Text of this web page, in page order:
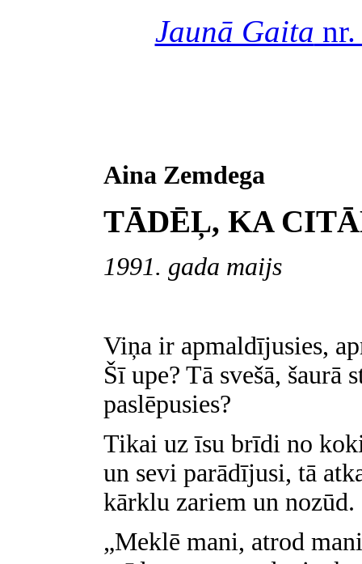
Jaunā Gaita
Aina Zemdega
TĀDĒĻ, KA
1991. gada maijs
Viņa ir apmaldījusies,
Šī upe? Tā svešā,
paslēpusies?
Tikai uz īsu brīdi no
un sevi parādījusi, tā
kārklu zariem un nozūd.
„Meklē mani, atrod